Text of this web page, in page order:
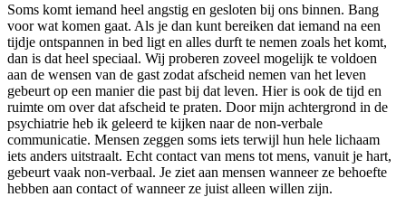
Soms komt iemand heel angstig en gesloten bij ons binnen. Bang
voor wat komen gaat. Als je dan kunt bereiken dat iemand na een
tijdje ontspannen in bed ligt en alles durft te nemen zoals het komt,
dan is dat heel speciaal. Wij proberen zoveel mogelijk te voldoen
aan de wensen van de gast zodat afscheid nemen van het leven
gebeurt op een manier die past bij dat leven. Hier is ook de tijd en
ruimte om over dat afscheid te praten. Door mijn achtergrond in de
psychiatrie heb ik geleerd te kijken naar de non-verbale
communicatie. Mensen zeggen soms iets terwijl hun hele lichaam
iets anders uitstraalt. Echt contact van mens tot mens, vanuit je hart,
gebeurt vaak non-verbaal. Je ziet aan mensen wanneer ze behoefte
hebben aan contact of wanneer ze juist alleen willen zijn.